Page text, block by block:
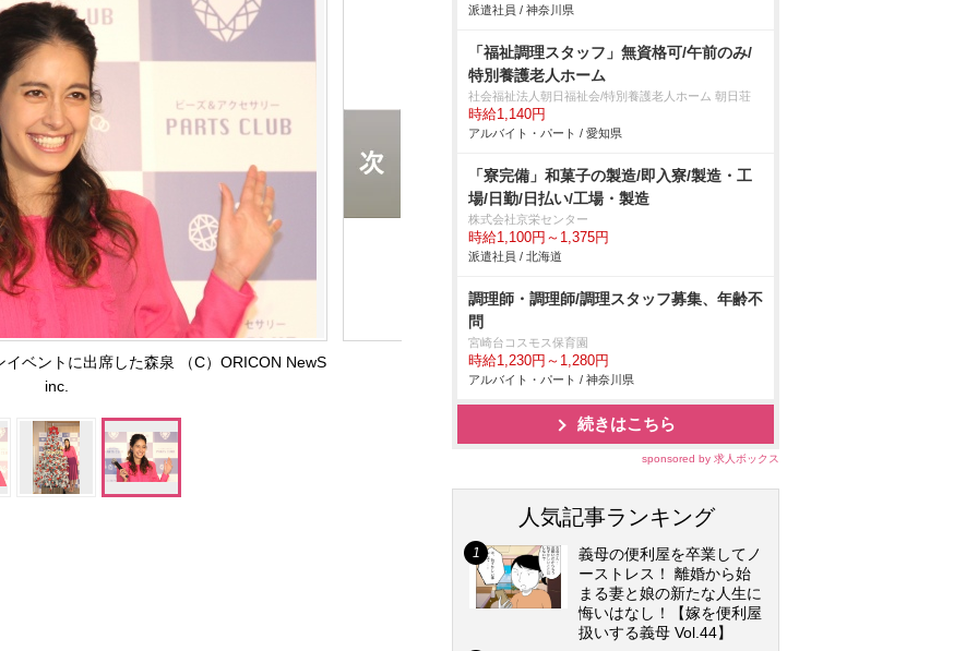
ベントに出席した森泉 （C）ORICON NewS
inc.
派遣社員 / 神奈川県
「福祉調理スタッフ」無資格可/午前のみ/
特別養護老人ホーム
社会福祉法人朝日福祉会/特別養護老人ホーム 朝日荘
時給1,140円
アルバイト・パート / 愛知県
「寮完備」和菓子の製造/即入寮/製造・工
場/日勤/日払い/工場・製造
株式会社京栄センター
時給1,100円～1,375円
派遣社員 / 北海道
調理師・調理師/調理スタッフ募集、年齢不
問
宮崎台コスモス保育園
時給1,230円～1,280円
アルバイト・パート / 神奈川県
続きはこちら
sponsored by 求人ボックス
人気記事ランキング
義母の便利屋を卒業してノ
ーストレス！ 離婚から始
まる妻と娘の新たな人生に
悔いはなし！【嫁を便利屋
扱いする義母 Vol.44】